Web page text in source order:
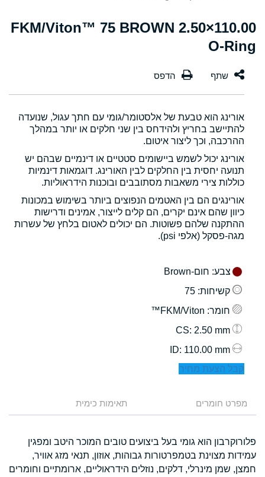
110.00×2.50 FKM/Viton™ 75 BROWN
O-Ring
אורינג הוא טבעת של אלסטומר/גומי עם חתך עגול, שנועדה
להתיישב בחריץ ולהידחס בין שני חלקים או יותר במהלך
ההרכבה, וכך ליצור איטום.
אורינג יכול לשמש ביישומים סטטיים או דינמיים שבהם יש
תנועה יחסית בין החלקים לבין האורינג. דוגמאות דינמיות
כוללות צירי משאבות מסתובבים ובוכנות הידראוליות.
אורינגים הם בין האטמים הנפוצים ביותר בשימוש במכונות
כיוון שהם אינם יקרים, הם קלים לייצור, אמינים ודרישות
ההתקנה שלהם פשוטות. הם יכולים לאטום בלחץ של עשרות
מגה-פסקל (אלפי psi).
צבע: חום-Brown
קשיחות: 75
חומר: FKM/Viton™
: 2.50 mm
: 110.00 mm
קבל הצעת מחיר
מפרט חומרים תאימות כימית
פלורוקרבון הוא גומי בעל ביצועים טובים המוכר היטב ומפגין
עמידות מצוינת בטמפרטורות גבוהות, אוזון, תנאי מזג אוויר,
חמצן, שמן מינרלי, דלקים, נוזלים הידראוליים, ארומתיים וחומרים